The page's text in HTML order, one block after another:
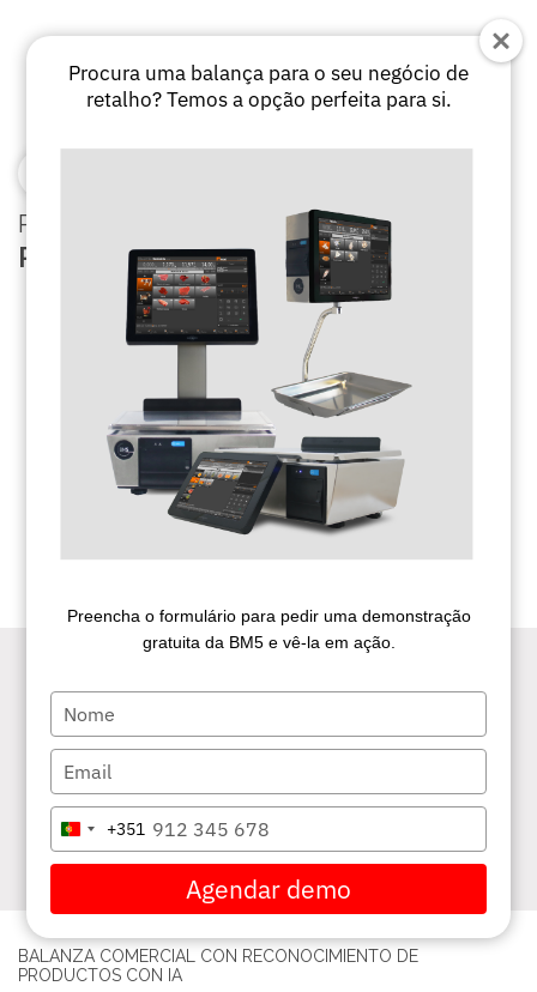
LAB I&D
PRODUCTOS
SOBRE NOSOTROS
MARQUES ACADEMY
DISTRIBUIDORES
NOTÍCIAS
CONTACTOS
BLOG
PRODUCTOS
PESAJE COMERCIAL
BALANZA COMERCIAL CON RECONOCIMIENTO DE
PRODUCTOS CON IA
Procura uma balança para o seu negócio de
retalho? Temos a opção perfeita para si.
Preencha o formulário para pedir uma demonstração
gratuita da BM5 e vê-la em ação.
Type
your
name
Type
your
email
Type
your
phone
Portugal
+351
+351
Agendar demo